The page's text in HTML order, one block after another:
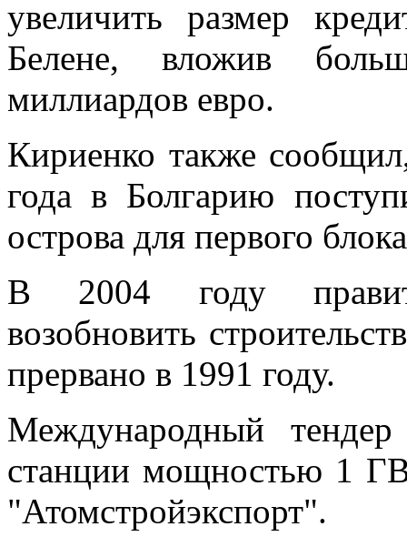
увеличить размер
Белене, вложив
миллиардов евро.
Кириенко также
года в Болгарию
острова для первого
В 2004 году
возобновить
прервано в 1991 году.
Международный
станции мощностью 1
"Атомстройэкспорт".